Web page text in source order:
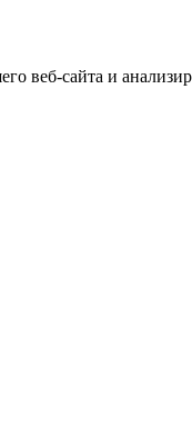
веб-сайта и